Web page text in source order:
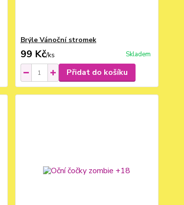
Brýle Vánoční stromek
99 Kč/ks Skladem
Přidat do košíku